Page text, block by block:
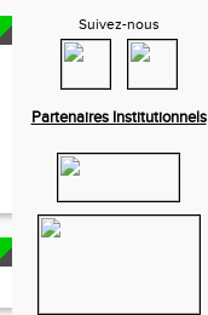
Suivez-nous
Partenaires Institutionnels